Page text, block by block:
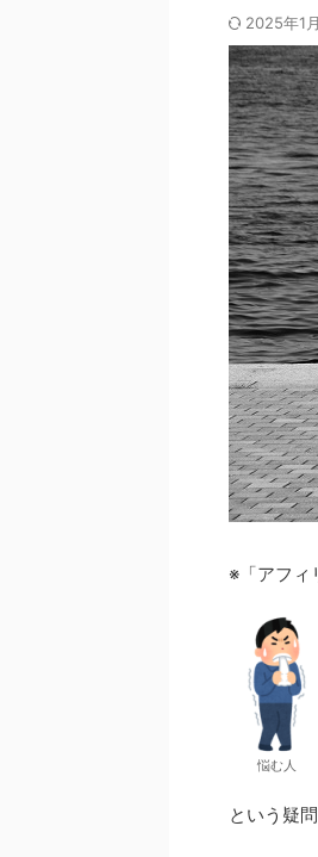
2025年1
※「アフィ
悩む人
という疑